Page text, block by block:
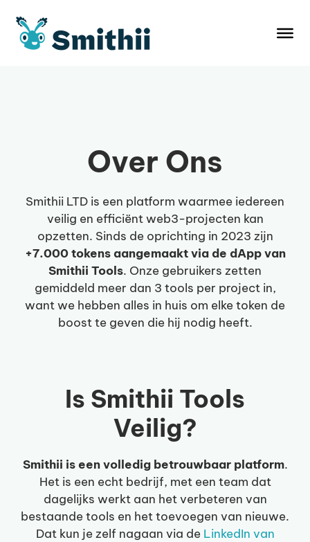
naar
Over Ons
Smithii LTD is een platform waarmee iedereen
veilig en efficiënt web3-projecten kan
opzetten. Sinds de oprichting in 2023 zijn
+7.000 tokens aangemaakt via de dApp van
Smithii Tools. Onze gebruikers zetten
gemiddeld meer dan 3 tools per project in,
want we hebben alles in huis om elke token de
boost te geven die hij nodig heeft.
Is Smithii Tools
Veilig?
Smithii is een volledig betrouwbaar platform.
Het is een echt bedrijf, met een team dat
dagelijks werkt aan het verbeteren van
bestaande tools en het toevoegen van nieuwe.
Dat kun je zelf nagaan via de LinkedIn van